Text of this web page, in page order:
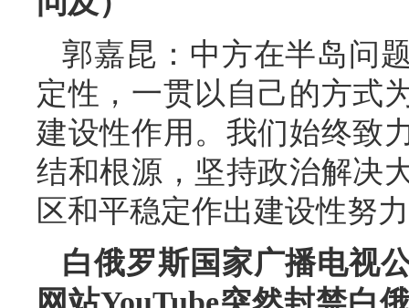
郭嘉昆：中方在半岛问
定性，一贯以自己的方式
建设性作用。我们始终致
结和根源，坚持政治解决
区和平稳定作出建设性努
白俄罗斯国家广播电视